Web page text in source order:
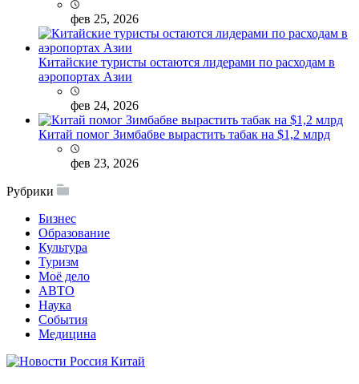
фев 25, 2026
Китайские туристы остаются лидерами по расходам в
аэропортах Азии
фев 24, 2026
Китай помог Зимбабве вырастить табак на $1,2 млрд
фев 23, 2026
Рубрики
Бизнес
Образование
Культура
Туризм
Моё дело
АВТО
Наука
События
Медицина